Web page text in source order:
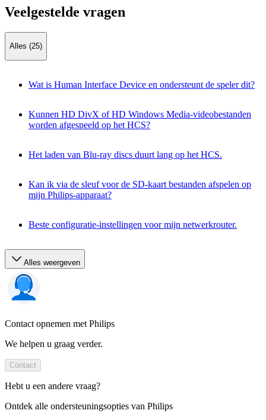
Veelgestelde vragen
Alles (25)
Wat is Human Interface Device en ondersteunt de speler dit?
Kunnen HD DivX of HD Windows Media-videobestanden
worden afgespeeld op het HCS?
Het laden van Blu-ray discs duurt lang op het HCS.
Kan ik via de sleuf voor de SD-kaart bestanden afspelen op
mijn Philips-apparaat?
Beste configuratie-instellingen voor mijn netwerkrouter.
Alles weergeven
Contact opnemen met Philips
We helpen u graag verder.
Contact
Hebt u een andere vraag?
Ontdek alle ondersteuningsopties van Philips